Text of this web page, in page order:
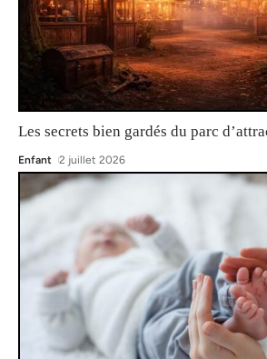
Les secrets bien gardés du parc
Enfant 2 juillet 2026